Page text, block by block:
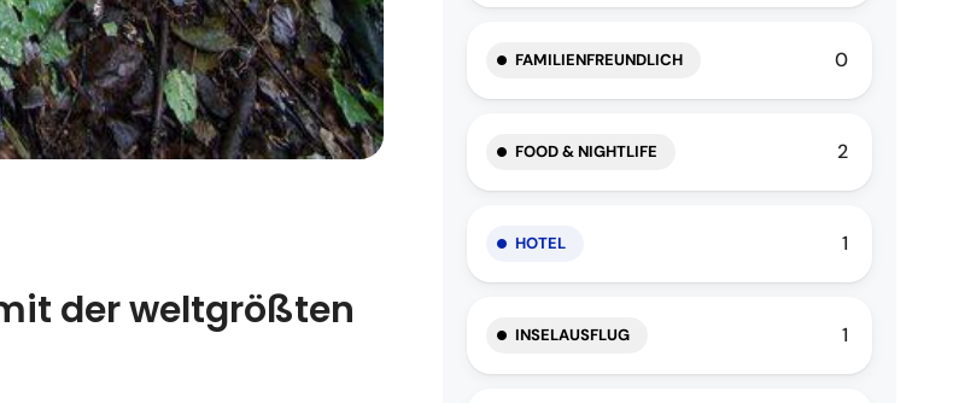
der weltgrößten
FAMILIENFREUNDLICH 0
FOOD & NIGHTLIFE 2
HOTEL 1
INSELAUSFLUG 1